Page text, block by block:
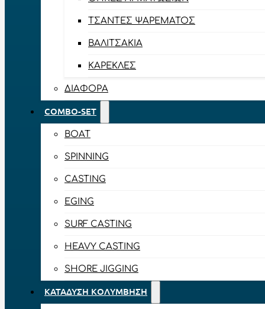
ΤΣΆΝΤΕΣ ΨΑΡΈΜΑΤΟΣ
ΒΑΛΙΤΣΆΚΙΑ
ΚΑΡΈΚΛΕΣ
ΔΙΆΦΟΡΑ
COMBO-SET
BOAT
SPINNING
CASTING
EGING
SURF CASTING
HEAVY CASTING
SHORE JIGGING
ΚΑΤΆΔΥΣΗ ΚΟΛΎΜΒΗΣΗ